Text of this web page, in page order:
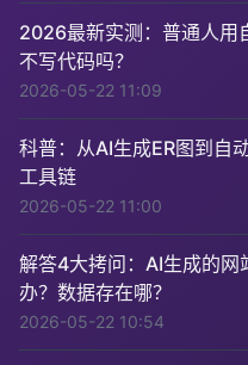
2026最新实测：普通人用
不写代码吗？
2026-05-22 11:09
科普：从AI生成ER图到自
工具链
2026-05-22 11:00
解答4大拷问：AI生成的网
办？数据存在哪？
2026-05-22 10:54